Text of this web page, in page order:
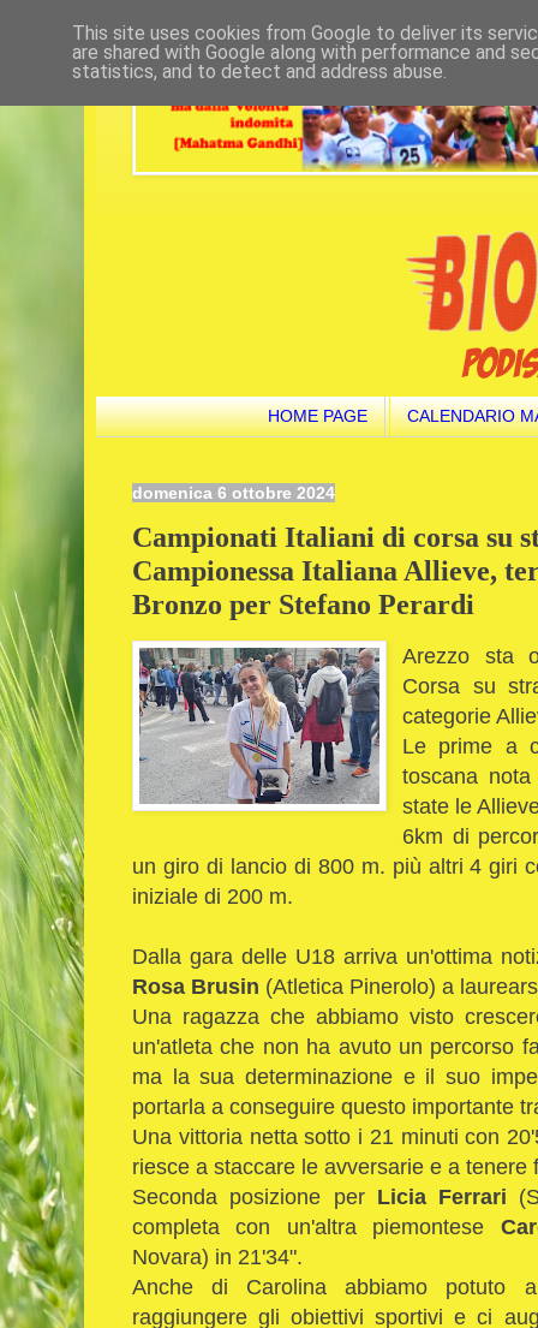
HOME PAGE CALENDARIO
domenica 6 ottobre 2024
Campionati Italiani di corsa su
Campionessa Italiana Allieve,
Bronzo per Stefano Perardi
Arezzo sta
Corsa su
categorie
Le prime a
toscana
state le
6km di
un giro di lancio di 800 m. più altri 4 giri
iniziale di 200 m.
Dalla gara delle U18 arriva un'ottima
Rosa Brusin (Atletica Pinerolo) a
Una ragazza che abbiamo visto
un'atleta che non ha avuto un percorso
ma la sua determinazione e il suo
portarla a conseguire questo importante
Una vittoria netta sotto i 21 minuti con
riesce a staccare le avversarie e a
Seconda posizione per Licia Ferrari
completa con un'altra piemontese
Novara) in 21'34".
Anche di Carolina abbiamo potuto
raggiungere gli obiettivi sportivi e ci
This site uses cookies from Google to deliver its
are shared with Google along with performance and
statistics, and to detect and address abuse.